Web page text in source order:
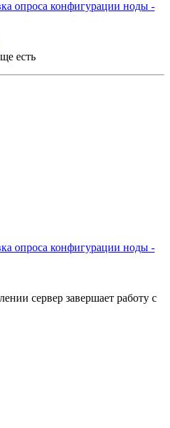
опроса конфигурации ноды -
есть
опроса конфигурации ноды -
сервер завершает работу с